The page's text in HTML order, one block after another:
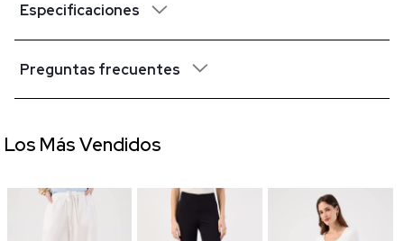
Especificaciones
Preguntas frecuentes
Los Más Vendidos